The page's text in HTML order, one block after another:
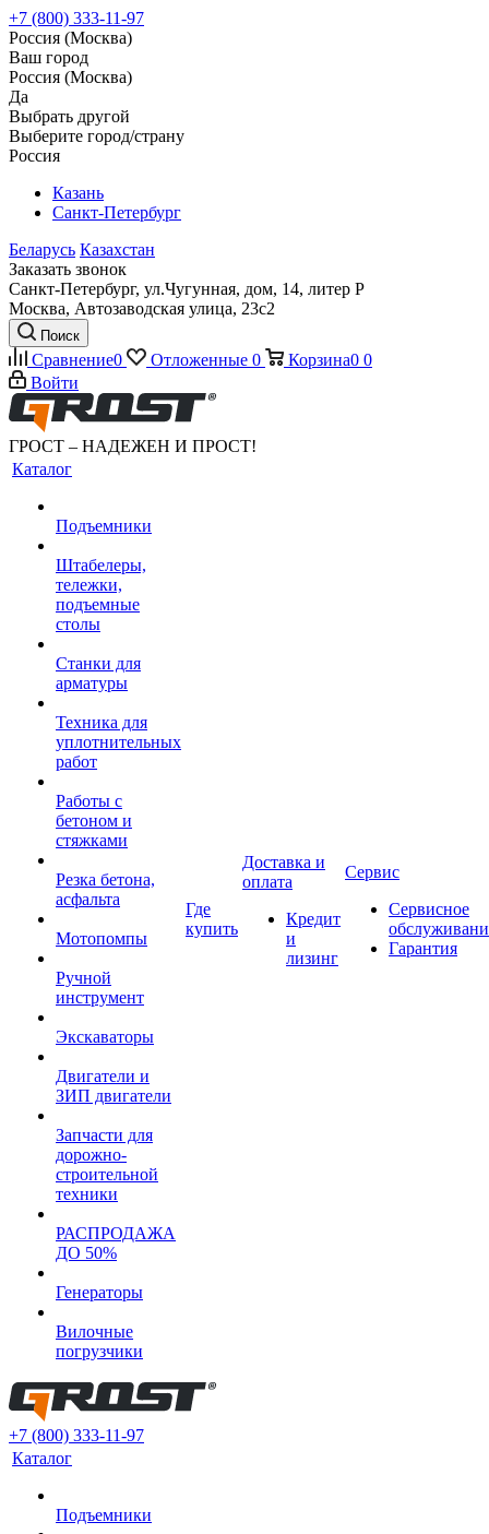
+7 (800) 333-11-97
Россия (Москва)
Ваш город
Россия (Москва)
Да
Выбрать другой
Выберите город/страну
Россия
Казань
Санкт-Петербург
Беларусь Казахстан
Заказать звонок
Санкт-Петербург, ул.Чугунная, дом, 14, литер Р
Москва, Автозаводская улица, 23с2
Поиск
Сравнение0 Отложенные 0 Корзина0 0
Войти
ГРОСТ – НАДЕЖЕН И ПРОСТ!
Каталог
Подъемники
Штабелеры,
тележки,
подъемные
столы
Станки для
арматуры
Техника для
уплотнительных
работ
Работы с
бетоном и
стяжками
Резка бетона,
асфальта
Мотопомпы
Ручной
инструмент
Экскаваторы
Двигатели и
ЗИП двигатели
Запчасти для
дорожно-
строительной
техники
РАСПРОДАЖА
ДО 50%
Генераторы
Вилочные
погрузчики
Где
купить
Доставка и
оплата
Кредит
и
лизинг
Сервис
Сервисное
Гарантия
+7 (800) 333-11-97
Каталог
Подъемники